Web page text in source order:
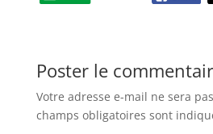
Poster le
Votre adresse e-mail ne sera
champs obligatoires sont